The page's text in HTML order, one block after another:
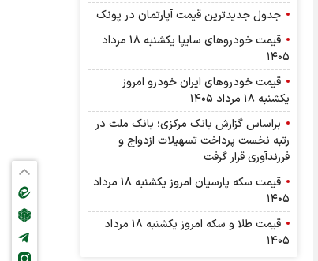
جدول جدیدترین قیمت آپارتمان در پونک
قیمت خودرو‌های سایپا یکشنبه ۱۸ مرداد
۱۴۰۵
قیمت خودرو‌های ایران خودرو امروز
یکشنبه ۱۸ مرداد ۱۴۰۵
براساس گزارش بانك مركزی؛ بانك ملت در
رتبه نخست پرداخت تسهیلات ازدواج و
فرزندآوری قرار گرفت
قیمت سکه پارسیان امروز یکشنبه ۱۸ مرداد
۱۴۰۵
قیمت طلا و سکه امروز یکشنبه ۱۸ مرداد
۱۴۰۵